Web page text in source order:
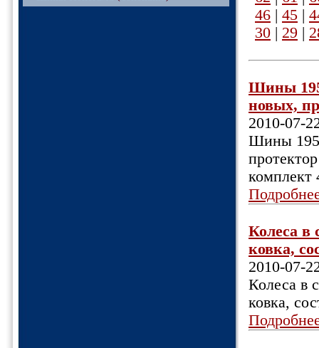
46 | 45 |
30 | 29 |
Шины
новых,
2010-07-
Шины
комплект
Колеса в
ковка,
2010-07-
Колеса в
ковка,